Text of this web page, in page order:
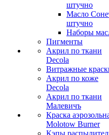
штучно
Масло
штучно
Наборы
Пигменты
Акрил по ткани
Decola
Витражные
Акрил по коже
Decola
Акрил по ткани
Малевичъ
Краска
Molotow Burner
Кэпы